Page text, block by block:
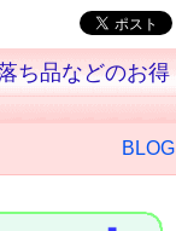
ち品などのお得
BLOG